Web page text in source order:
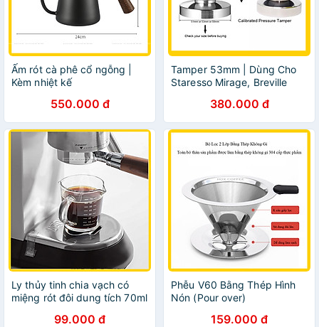
Ấm rót cà phê cổ ngỗng |
Kèm nhiệt kế
550.000 đ
Tamper 53mm | Dùng Cho
Staresso Mirage, Breville
380.000 đ
Ly thủy tinh chia vạch có
miệng rót đôi dung tích 70ml
99.000 đ
Phễu V60 Bằng Thép Hình
Nón (Pour over)
159.000 đ